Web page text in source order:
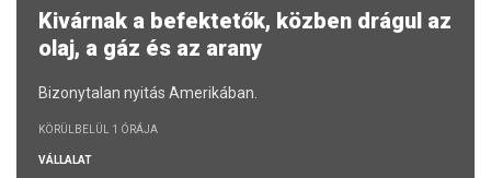
Kivárnak a befektetők, közben drágul az
olaj, a gáz és az arany
Bizonytalan nyitás Amerikában.
KÖRÜLBELÜL 1 ÓRÁJA
VÁLLALAT